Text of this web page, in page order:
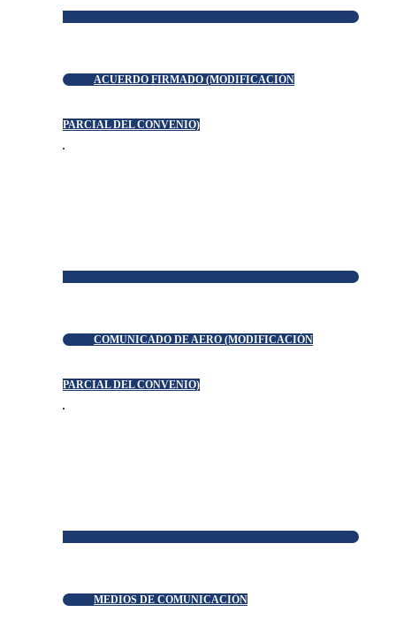
ACUERDO FIRMADO (MODIFICACIÓN
PARCIAL DEL CONVENIO)
COMUNICADO DE AERO (MODIFICACIÓN
PARCIAL DEL CONVENIO)
MEDIOS DE COMUNICACIÓN